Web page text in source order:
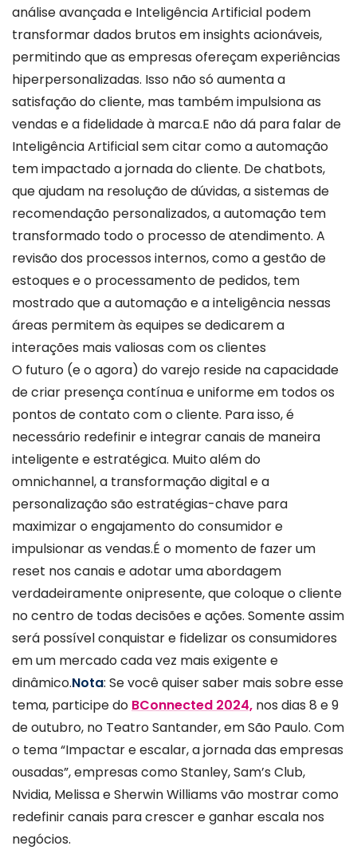
análise avançada e Inteligência Artificial podem
transformar dados brutos em insights acionáveis,
permitindo que as empresas ofereçam experiências
hiperpersonalizadas. Isso não só aumenta a
satisfação do cliente, mas também impulsiona as
vendas e a fidelidade à marca.E não dá para falar de
Inteligência Artificial sem citar como a automação
tem impactado a jornada do cliente. De chatbots,
que ajudam na resolução de dúvidas, a sistemas de
recomendação personalizados, a automação tem
transformado todo o processo de atendimento. A
revisão dos processos internos, como a gestão de
estoques e o processamento de pedidos, tem
mostrado que a automação e a inteligência nessas
áreas permitem às equipes se dedicarem a
interações mais valiosas com os clientes
O futuro (e o agora) do varejo reside na capacidade
de criar presença contínua e uniforme em todos os
pontos de contato com o cliente. Para isso, é
necessário redefinir e integrar canais de maneira
inteligente e estratégica. Muito além do
omnichannel, a transformação digital e a
personalização são estratégias-chave para
maximizar o engajamento do consumidor e
impulsionar as vendas.É o momento de fazer um
reset nos canais e adotar uma abordagem
verdadeiramente onipresente, que coloque o cliente
no centro de todas decisões e ações. Somente assim
será possível conquistar e fidelizar os consumidores
em um mercado cada vez mais exigente e
dinâmico.Nota: Se você quiser saber mais sobre esse
tema, participe do BConnected 2024, nos dias 8 e 9
de outubro, no Teatro Santander, em São Paulo. Com
o tema “Impactar e escalar, a jornada das empresas
ousadas”, empresas como Stanley, Sam’s Club,
Nvidia, Melissa e Sherwin Williams vão mostrar como
redefinir canais para crescer e ganhar escala nos
negócios.